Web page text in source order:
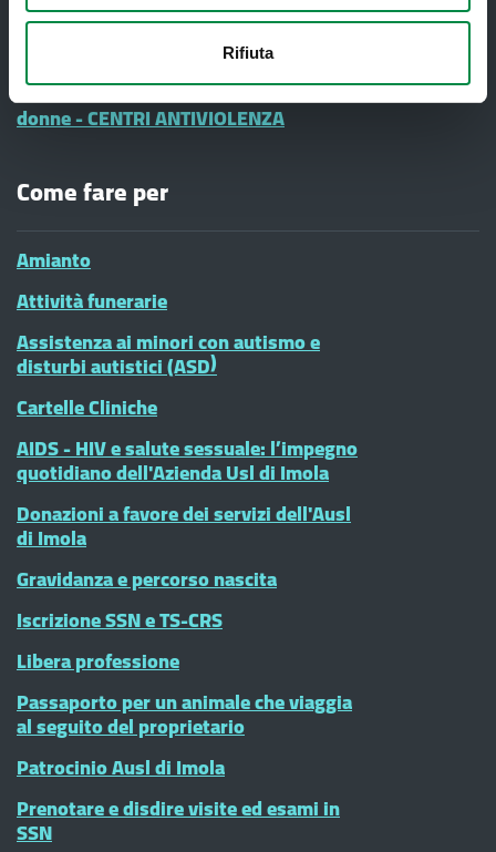
Rifiuta
Informazione e Comunicazione
#diciamoNo alla Violenza contro le
donne - CENTRI ANTIVIOLENZA
Come fare per
Amianto
Attività funerarie
Assistenza ai minori con autismo e
disturbi autistici (ASD)
Cartelle Cliniche
AIDS - HIV e salute sessuale: l’impegno
quotidiano dell'Azienda Usl di Imola
Donazioni a favore dei servizi dell'Ausl
di Imola
Gravidanza e percorso nascita
Iscrizione SSN e TS-CRS
Libera professione
Passaporto per un animale che viaggia
al seguito del proprietario
Patrocinio Ausl di Imola
Prenotare e disdire visite ed esami in
SSN